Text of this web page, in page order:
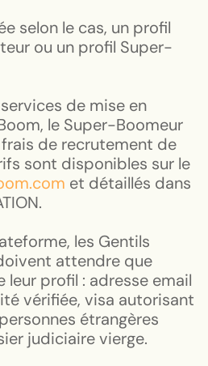
selon le cas, un profil
ou un profil Super-
de mise en
le Super-Boomeur
de recrutement de
sont disponibles sur le
et détaillés dans
les Gentils
attendre que
profil : adresse email
vérifiée, visa autorisant
étrangères
judiciaire vierge.